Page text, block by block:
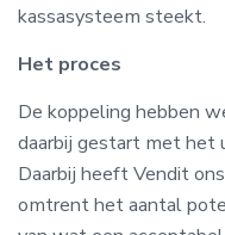
kassasysteem steekt.
Het proces
De koppeling hebben
daarbij gestart met het
Daarbij heeft Vendit
omtrent het aantal